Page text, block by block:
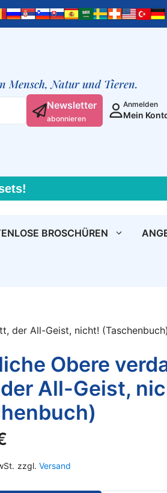
Mensch, Natur und Tieren.
Newsletter
abonnieren
Anmelden
Mein
BROSCHÜREN
der All-Geist, nicht! (Taschenbuch)
Obere
All-Geist,
zzgl. Versand
verdammen
-
nicht!
(Taschenbuch)
Menge